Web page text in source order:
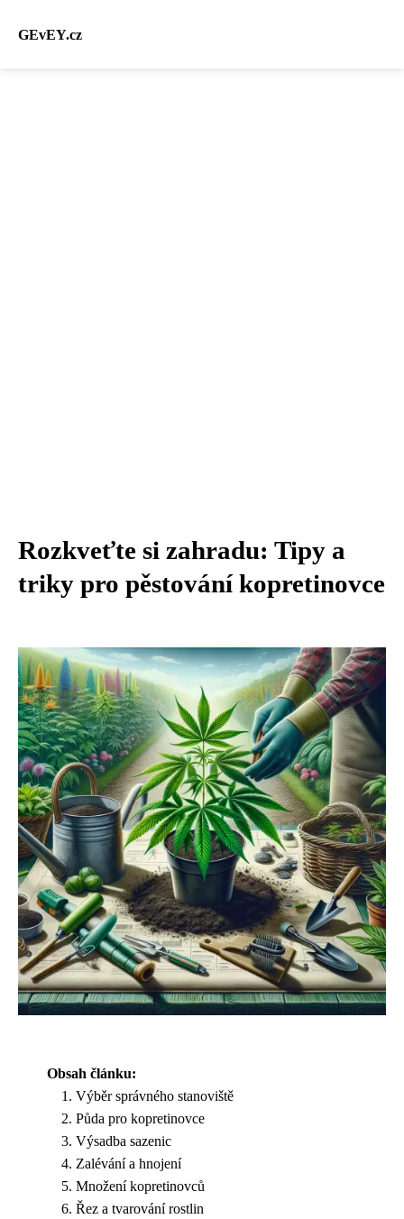
GEvEY.cz
Rozkveťte si zahradu: Tipy a
triky pro pěstování kopretinovce
Obsah článku:
Výběr správného stanoviště
Půda pro kopretinovce
Výsadba sazenic
Zalévání a hnojení
Množení kopretinovců
Řez a tvarování rostlin